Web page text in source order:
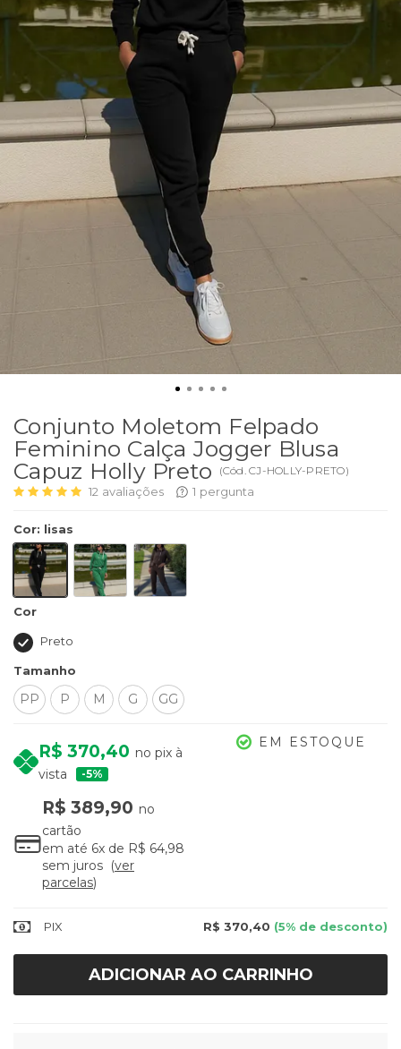
Conjunto Moletom Felpado
Feminino Calça Jogger Blusa
Capuz Holly Preto
(Cód. CJ-HOLLY-PRETO)
12 avaliações 1 pergunta
Cor: lisas
Cor
Preto
Tamanho
PP P M G GG
R$ 370,40 no pix à
vista
5%
R$ 389,90 no
cartão
em até 6x de R$ 64,98
sem juros
ver
parcelas
EM ESTOQUE
PIX R$ 370,40 (5% de desconto)
ADICIONAR AO CARRINHO